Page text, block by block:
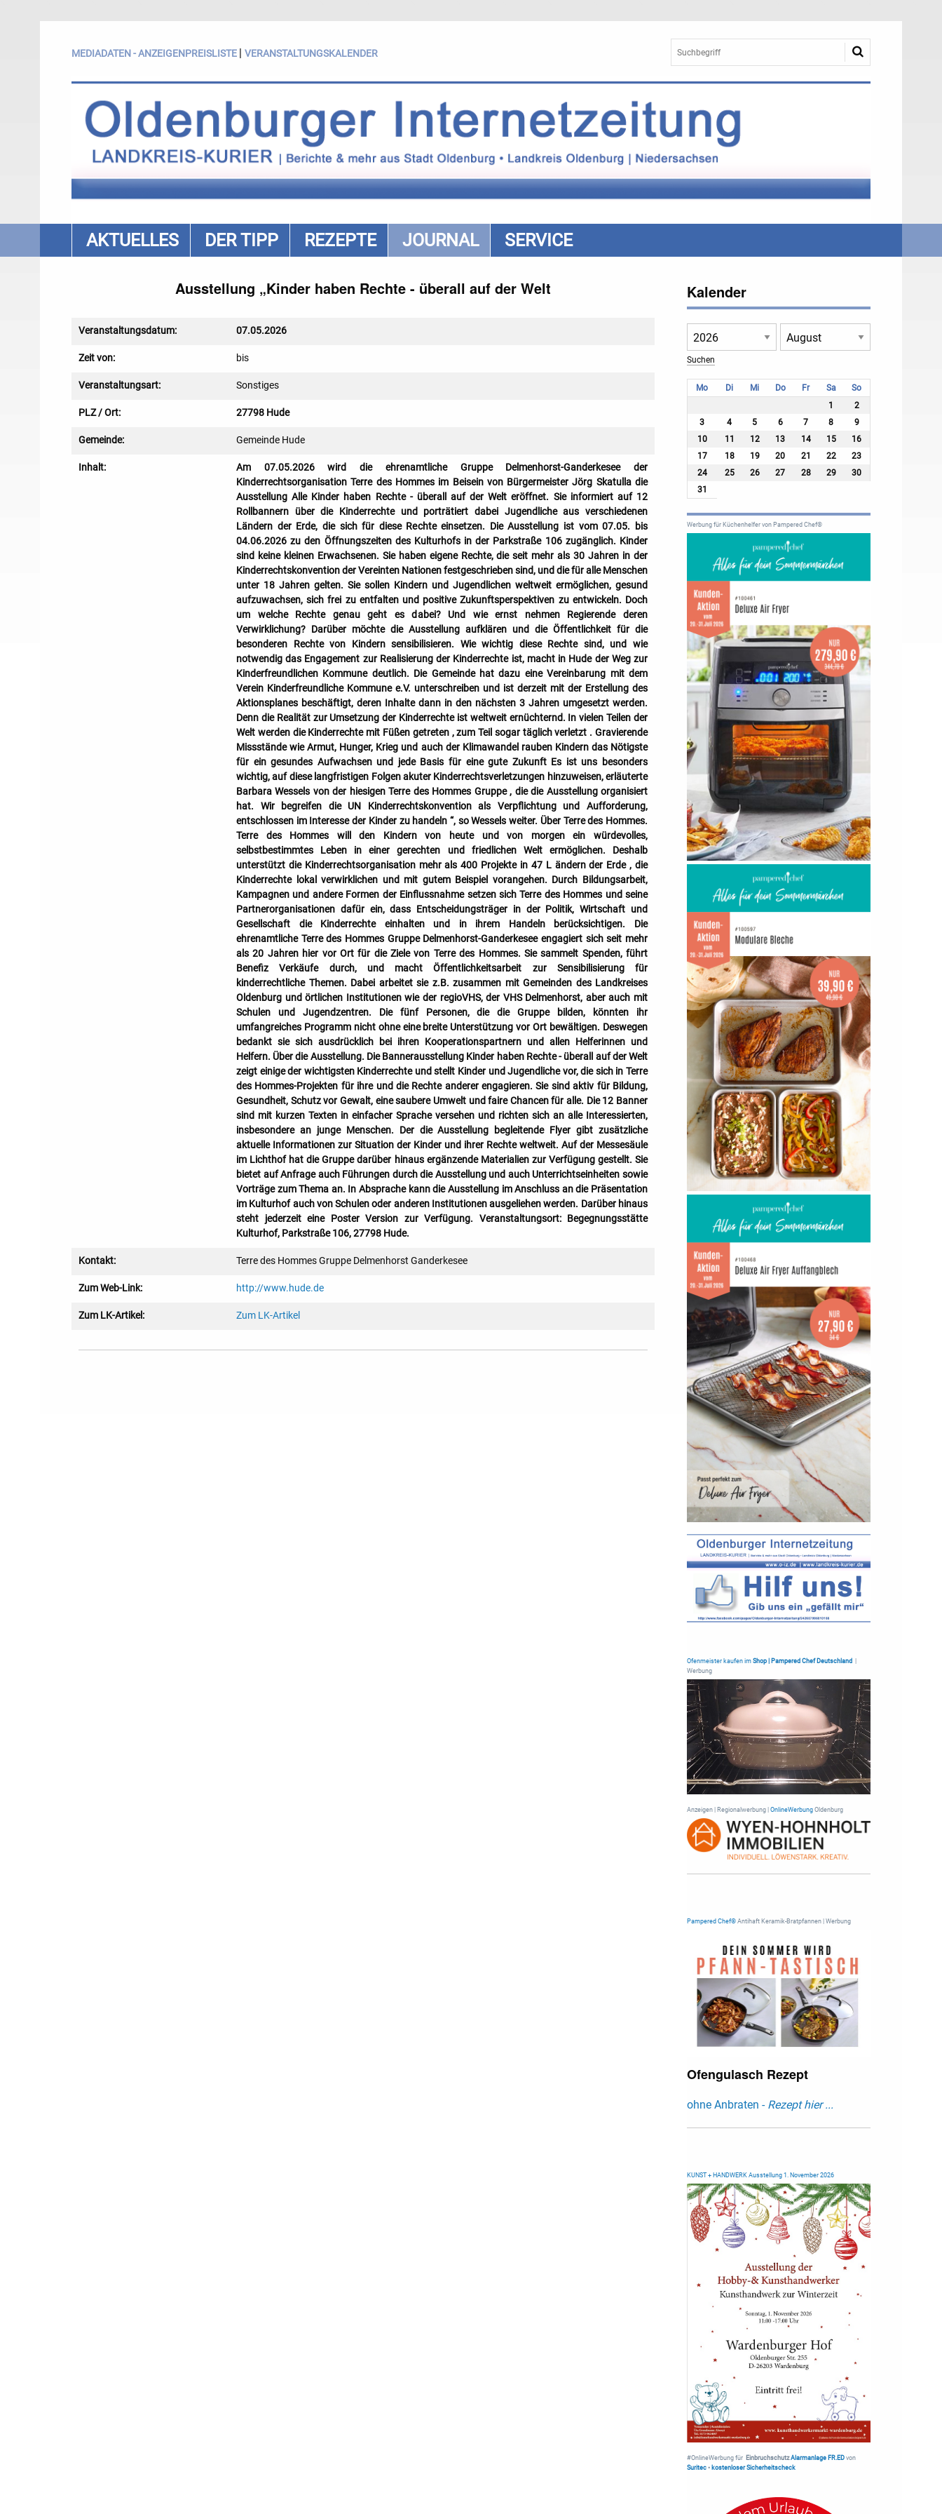
MEDIADATEN - ANZEIGENPREISLISTE | VERANSTALTUNGSKALENDER
AKTUELLES DER TIPP REZEPTE JOURNAL SERVICE
Ausstellung „Kinder haben Rechte - überall auf der Welt
Veranstaltungsdatum: 07.05.2026
Zeit von: bis
Veranstaltungsart: Sonstiges
PLZ / Ort: 27798 Hude
Gemeinde: Gemeinde Hude
Inhalt:
Am 07.05.2026 wird die ehrenamtliche Gruppe Delmenhorst-Ganderkesee der
Kinderrechtsorganisation Terre des Hommes im Beisein von Bürgermeister Jörg Skatulla die
Ausstellung Alle Kinder haben Rechte - überall auf der Welt eröffnet. Sie informiert auf 12
Rollbannern über die Kinderrechte und porträtiert dabei Jugendliche aus verschiedenen
Ländern der Erde, die sich für diese Rechte einsetzen. Die Ausstellung ist vom 07.05. bis
04.06.2026 zu den Öffnungszeiten des Kulturhofs in der Parkstraße 106 zugänglich. Kinder
sind keine kleinen Erwachsenen. Sie haben eigene Rechte, die seit mehr als 30 Jahren in der
Kinderrechtskonvention der Vereinten Nationen festgeschrieben sind, und die für alle Menschen
unter 18 Jahren gelten. Sie sollen Kindern und Jugendlichen weltweit ermöglichen, gesund
aufzuwachsen, sich frei zu entfalten und positive Zukunftsperspektiven zu entwickeln. Doch
um welche Rechte genau geht es dabei? Und wie ernst nehmen Regierende deren
Verwirklichung? Darüber möchte die Ausstellung aufklären und die Öffentlichkeit für die
besonderen Rechte von Kindern sensibilisieren. Wie wichtig diese Rechte sind, und wie
notwendig das Engagement zur Realisierung der Kinderrechte ist, macht in Hude der Weg zur
Kinderfreundlichen Kommune deutlich. Die Gemeinde hat dazu eine Vereinbarung mit dem
Verein Kinderfreundliche Kommune e.V. unterschreiben und ist derzeit mit der Erstellung des
Aktionsplanes beschäftigt, deren Inhalte dann in den nächsten 3 Jahren umgesetzt werden.
Denn die Realität zur Umsetzung der Kinderrechte ist weltweit ernüchternd. In vielen Teilen der
Welt werden die Kinderrechte mit Füßen getreten , zum Teil sogar täglich verletzt . Gravierende
Missstände wie Armut, Hunger, Krieg und auch der Klimawandel rauben Kindern das Nötigste
für ein gesundes Aufwachsen und jede Basis für eine gute Zukunft Es ist uns besonders
wichtig, auf diese langfristigen Folgen akuter Kinderrechtsverletzungen hinzuweisen, erläuterte
Barbara Wessels von der hiesigen Terre des Hommes Gruppe , die die Ausstellung organisiert
hat. Wir begreifen die UN Kinderrechtskonvention als Verpflichtung und Aufforderung,
entschlossen im Interesse der Kinder zu handeln “, so Wessels weiter. Über Terre des Hommes.
Terre des Hommes will den Kindern von heute und von morgen ein würdevolles,
selbstbestimmtes Leben in einer gerechten und friedlichen Welt ermöglichen. Deshalb
unterstützt die Kinderrechtsorganisation mehr als 400 Projekte in 47 L ändern der Erde , die
Kinderrechte lokal verwirklichen und mit gutem Beispiel vorangehen. Durch Bildungsarbeit,
Kampagnen und andere Formen der Einflussnahme setzen sich Terre des Hommes und seine
Partnerorganisationen dafür ein, dass Entscheidungsträger in der Politik, Wirtschaft und
Gesellschaft die Kinderrechte einhalten und in ihrem Handeln berücksichtigen. Die
ehrenamtliche Terre des Hommes Gruppe Delmenhorst-Ganderkesee engagiert sich seit mehr
als 20 Jahren hier vor Ort für die Ziele von Terre des Hommes. Sie sammelt Spenden, führt
Benefiz Verkäufe durch, und macht Öffentlichkeitsarbeit zur Sensibilisierung für
kinderrechtliche Themen. Dabei arbeitet sie z.B. zusammen mit Gemeinden des Landkreises
Oldenburg und örtlichen Institutionen wie der regioVHS, der VHS Delmenhorst, aber auch mit
Schulen und Jugendzentren. Die fünf Personen, die die Gruppe bilden, könnten ihr
umfangreiches Programm nicht ohne eine breite Unterstützung vor Ort bewältigen. Deswegen
bedankt sie sich ausdrücklich bei ihren Kooperationspartnern und allen Helferinnen und
Helfern. Über die Ausstellung. Die Bannerausstellung Kinder haben Rechte - überall auf der Welt
zeigt einige der wichtigsten Kinderrechte und stellt Kinder und Jugendliche vor, die sich in Terre
des Hommes-Projekten für ihre und die Rechte anderer engagieren. Sie sind aktiv für Bildung,
Gesundheit, Schutz vor Gewalt, eine saubere Umwelt und faire Chancen für alle. Die 12 Banner
sind mit kurzen Texten in einfacher Sprache versehen und richten sich an alle Interessierten,
insbesondere an junge Menschen. Der die Ausstellung begleitende Flyer gibt zusätzliche
aktuelle Informationen zur Situation der Kinder und ihrer Rechte weltweit. Auf der Messesäule
im Lichthof hat die Gruppe darüber hinaus ergänzende Materialien zur Verfügung gestellt. Sie
bietet auf Anfrage auch Führungen durch die Ausstellung und auch Unterrichtseinheiten sowie
Vorträge zum Thema an. In Absprache kann die Ausstellung im Anschluss an die Präsentation
im Kulturhof auch von Schulen oder anderen Institutionen ausgeliehen werden. Darüber hinaus
steht jederzeit eine Poster Version zur Verfügung. Veranstaltungsort: Begegnungsstätte
Kulturhof, Parkstraße 106, 27798 Hude.
Kontakt: Terre des Hommes Gruppe Delmenhorst Ganderkesee
Zum Web-Link: http://www.hude.de
Zum LK-Artikel: Zum LK-Artikel
Kalender
Mo Di Mi Do Fr Sa
So
1
2
3
4 5 6 7 8
9
10
11 12 13 14 15
16
17
18 19 20 21 22
23
24
25 26 27 28 29
30
31
Werbung für Küchenhelfer von Pampered Chef®
Ofenmeister kaufen im Shop | Pampered Chef Deutschland
Werbung
Anzeigen | Regionalwerbung | OnlineWerbungOldenburg
Pampered Chef®Antihaft Keramik-Bratpfannen | Werbung
Ofengulasch Rezept
ohne Anbraten - Rezept hier ...
KUNST + HANDWERK Ausstellung 1. November 2026
#OnlineWerbung für Einbruchschutz Alarmanlage FR.ED von
Suritec• kostenloser Sicherheitscheck